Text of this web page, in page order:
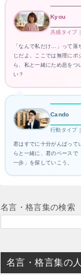
Kyou
共感タイプ
「なんで私だけ…」って落
じだよ。ここでは無理にポ
ら、私と一緒にため息をつ
い？
Cando
行動タイプ
君はすでに十分がんばって
らと一緒に、君のペースで
一歩」を探していこう。
名言・格言集の検索
名言・格言集の